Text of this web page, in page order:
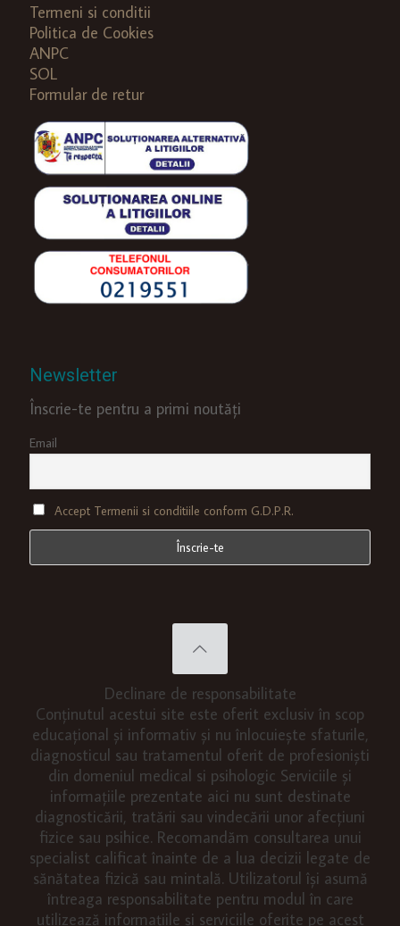
Termeni si conditii
Politica de Cookies
ANPC
SOL
Formular de retur
Newsletter
Înscrie-te pentru a primi noutăți
Email
Accept Termenii si conditiile conform G.D.P.R.
Declinare de responsabilitate
Conținutul acestui site este oferit exclusiv în scop
educațional și informativ și nu înlocuiește sfaturile,
diagnosticul sau tratamentul oferit de profesioniști
din domeniul medical si psihologic Serviciile și
informațiile prezentate aici nu sunt destinate
diagnosticării, tratării sau vindecării unor afecțiuni
fizice sau psihice. Recomandăm consultarea unui
specialist calificat înainte de a lua decizii legate de
sănătatea fizică sau mintală. Utilizatorul își asumă
întreaga responsabilitate pentru modul în care
utilizează informațiile și serviciile oferite pe acest